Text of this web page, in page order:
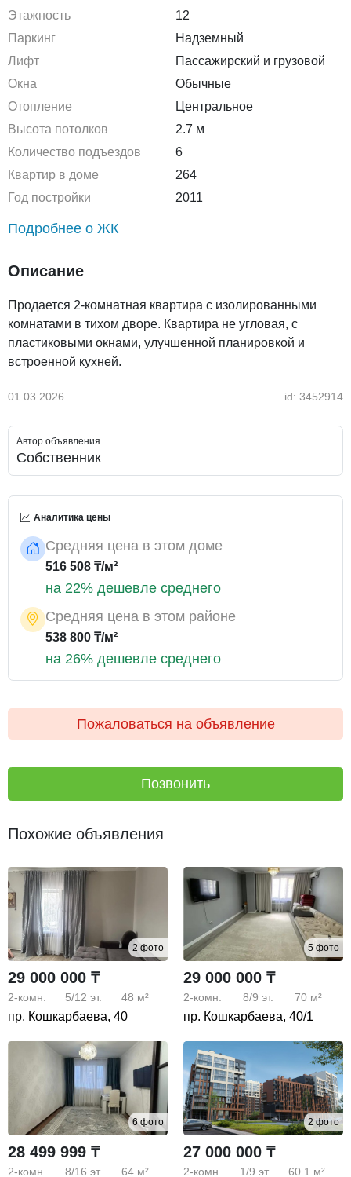
Этажность
12
Паркинг
Надземный
Лифт
Пассажирский и грузовой
Окна
Обычные
Отопление
Центральное
Высота потолков
2.7 м
Количество подъездов
6
Квартир в доме
264
Год постройки
2011
Подробнее о ЖК
Описание
Продается 2-комнатная квартира с изолированными
комнатами в тихом дворе. Квартира не угловая, с
пластиковыми окнами, улучшенной планировкой и
встроенной кухней.
01.03.2026 id: 3452914
Автор объявления
Собственник
Аналитика цены
Средняя цена в этом доме
516 508 ₸/м²
на 22% дешевле среднего
Средняя цена в этом районе
538 800 ₸/м²
на 26% дешевле среднего
Пожаловаться на объявление
Позвонить
Похожие объявления
2 фото
29 000 000 ₸
2-комн. 5/12 эт. 48 м²
пр. Кошкарбаева, 40
5 фото
29 000 000 ₸
2-комн. 8/9 эт. 70 м²
пр. Кошкарбаева, 40/1
6 фото
28 499 999 ₸
2-комн. 8/16 эт. 64 м²
2 фото
27 000 000 ₸
2-комн. 1/9 эт. 60.1 м²